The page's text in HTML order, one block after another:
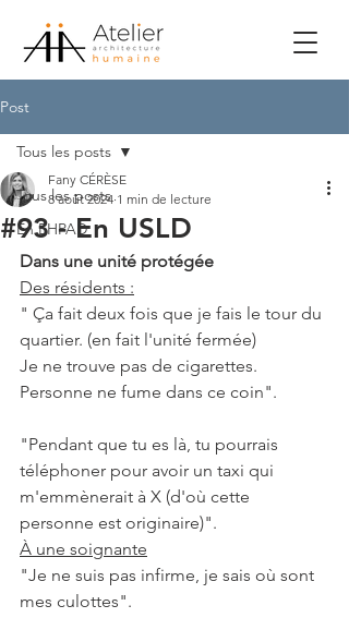
Post
Tous les posts
En EHPAD
Tous les posts
#93 - En USLD
Fany CÉRÈSE
8 août 2024 1 min de lecture
Dans une unité protégée
Des résidents :
" Ça fait deux fois que je fais le tour du
quartier. (en fait l'unité fermée)
Je ne trouve pas de cigarettes.
Personne ne fume dans ce coin".
"Pendant que tu es là, tu pourrais
téléphoner pour avoir un taxi qui
m'emmènerait à X (d'où cette
personne est originaire)".
À une soignante
"Je ne suis pas infirme, je sais où sont
mes culottes".